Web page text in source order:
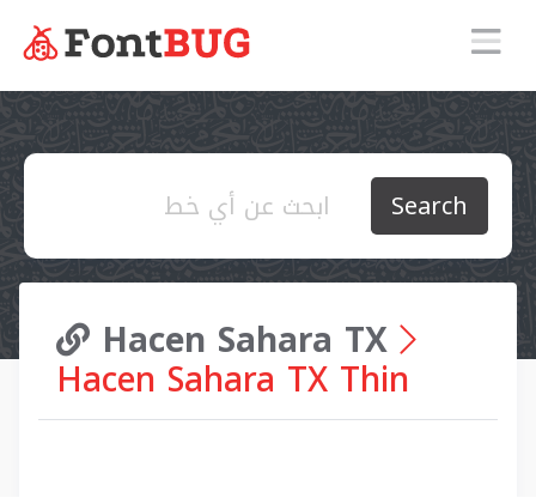
Search
Hacen Sahara TX
Hacen Sahara TX Thin